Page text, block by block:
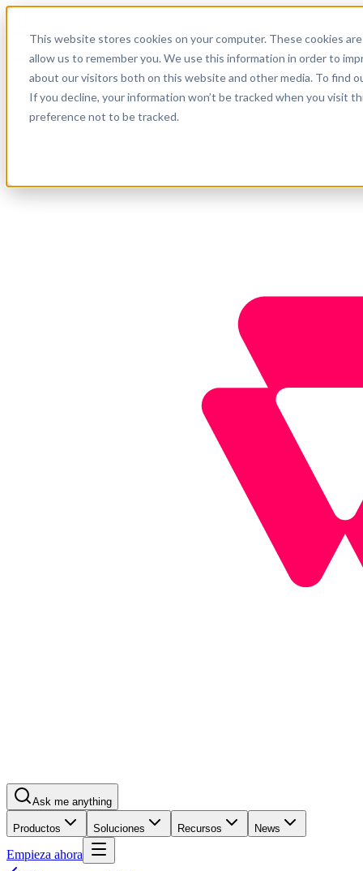
This website stores cookies on your computer. These cookies
allow us to remember you. We use this information in order to
about our visitors both on this website and other media. To find
If you decline, your information won’t be tracked when you visit
preference not to be tracked.
Soporte
Empresa
Empieza ahora
Ask me anything
Productos Soluciones Recursos News
Empieza ahora